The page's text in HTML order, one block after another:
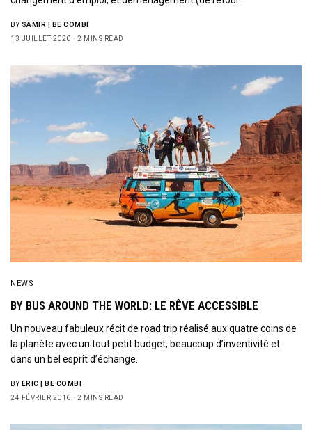
BY SAMIR | BE COMBI
13 JUILLET 2020
2 MINS READ
NEWS
BY BUS AROUND THE WORLD: LE RÊVE ACCESSIBLE
Un nouveau fabuleux récit de road trip réalisé aux quatre coins de
la planète avec un tout petit budget, beaucoup d’inventivité et
dans un bel esprit d’échange.
BY ERIC | BE COMBI
24 FÉVRIER 2016
2 MINS READ